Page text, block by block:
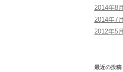
2014年8月
2014年7月
2012年5月
最近の投稿